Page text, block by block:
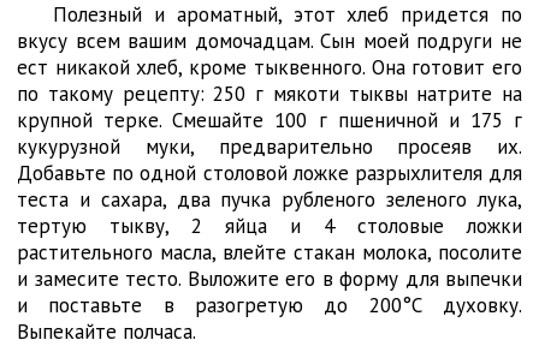
Полезный и ароматный, этот хлеб придется по
вкусу всем вашим домочадцам. Сын моей подруги не
ест никакой хлеб, кроме тыквенного. Она готовит его
по такому рецепту: 250 г мякоти тыквы натрите на
крупной терке. Смешайте 100 г пшеничной и 175 г
кукурузной муки, предварительно просеяв их.
Добавьте по одной столовой ложке разрыхлителя для
теста и сахара, два пучка рубленого зеленого лука,
тертую тыкву, 2 яйца и 4 столовые ложки
растительного масла, влейте стакан молока, посолите
и замесите тесто. Выложите его в форму для выпечки
и поставьте в разогретую до 200°С духовку.
Выпекайте полчаса.